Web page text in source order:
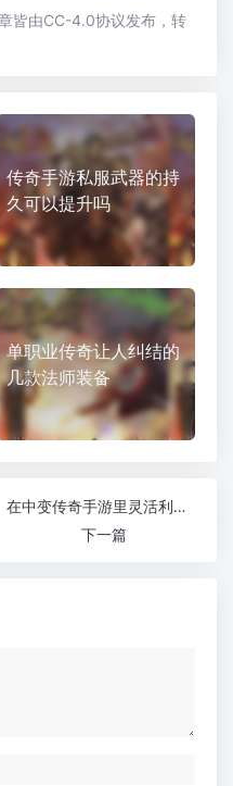
皆由CC-4.0协议发布，转
传奇手游私服武器的持
久可以提升吗
单职业传奇让人纠结的
几款法师装备
在中变传奇手游里灵活利用刺杀剑法的隔位效果
下一篇